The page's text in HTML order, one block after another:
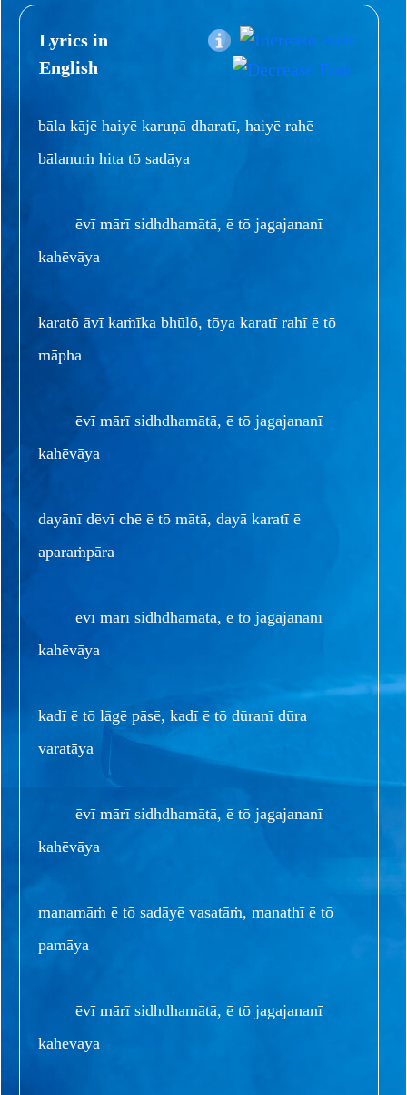
Lyrics in
English
bāla kājē haiyē karuṇā dharatī, haiyē rahē
bālanuṁ hita tō sadāya
ēvī mārī sidhdhamātā, ē tō jagajananī
kahēvāya
karatō āvī kaṁīka bhūlō, tōya karatī rahī ē tō
māpha
ēvī mārī sidhdhamātā, ē tō jagajananī
kahēvāya
dayānī dēvī chē ē tō mātā, dayā karatī ē
aparaṁpāra
ēvī mārī sidhdhamātā, ē tō jagajananī
kahēvāya
kadī ē tō lāgē pāsē, kadī ē tō dūranī dūra
varatāya
ēvī mārī sidhdhamātā, ē tō jagajananī
kahēvāya
manamāṁ ē tō sadāyē vasatāṁ, manathī ē tō
pamāya
ēvī mārī sidhdhamātā, ē tō jagajananī
kahēvāya